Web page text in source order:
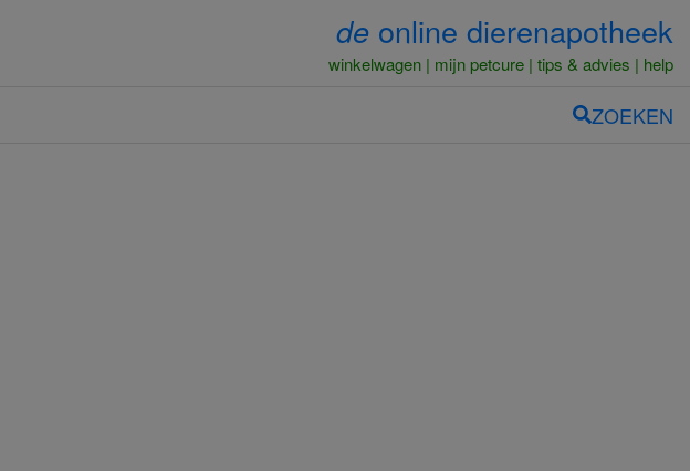
de online dierenapotheek
winkelwagen mijn petcure tips & advies help
ZOEKEN